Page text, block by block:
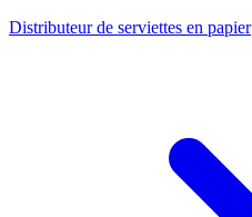
Distributeur de serviettes en papier